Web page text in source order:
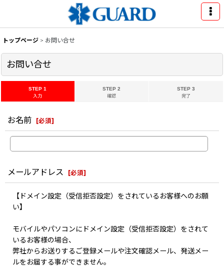
トップページ > お問い合せ
お問い合せ
STEP 1
入力
STEP 2
確認
STEP 3
完了
お名前 [必須]
メールアドレス [必須]
【ドメイン設定（受信拒否設定）をされているお客様へのお願
い】
モバイルやパソコンにドメイン設定（受信拒否設定）をされて
いるお客様の場合、
弊社からお送りするご登録メールや注文確認メール、発送メー
ルをお届する事ができません。